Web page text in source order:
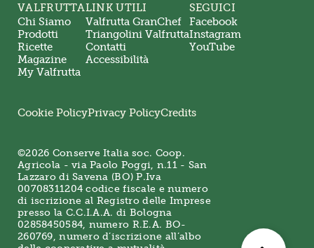
VALFRUTTA
Chi Siamo
Prodotti
Ricette
Magazine
My Valfrutta
LINK UTILI
Valfrutta GranChef
Triangolini Valfrutta
Contatti
Accessibilità
SEGUICI
Facebook
Instagram
YouTube
©2026 Conserve Italia soc. Coop.
Agricola - via Paolo Poggi, n.11 - San
Lazzaro di Savena (BO) P.Iva
00708311204 codice fiscale e numero
di iscrizione al Registro delle Imprese
presso la C.C.I.A.A. di Bologna
02858450584, numero R.E.A. BO-
260769, numero d’iscrizione all’albo
Cookie PolicyPrivacy PolicyCredits